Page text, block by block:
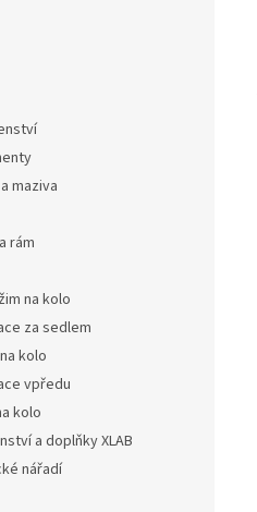
maziva
rám
na kolo
za sedlem
kolo
vpředu
kolo
a doplňky XLAB
nářadí